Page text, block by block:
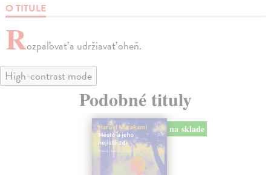
O TITULE
Rozpaľovať a udržiavať oheň.
High-contrast mode
Podobné tituly
na sklade